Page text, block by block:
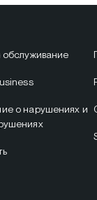
обслуживание
о нарушениях и